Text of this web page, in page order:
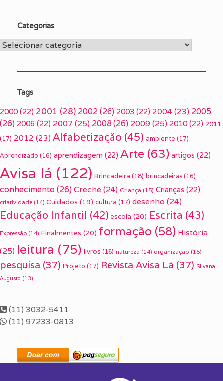
Categorias
Categorias
Tags
2000 (22) 2001 (28) 2002(26) 2003 (22) 2004 (23) 2005
(26) 2006 (22) 2007 (25) 2008(26) 2009(25) 2010 (22) 2011
(17) 2012 (23) Alfabetização (45) ambiente (17)
Aprendizado (16) aprendizagem (22) Arte (63) artigos (22)
Avisa lá (122) Brincadeira (18) brincadeiras (16)
conhecimento(26) Creche (24) Criança (15) Crianças (22)
criatividade (14) Cuidados (19) cultura (17) desenho (24)
Educação Infantil (42) escola (20) Escrita (43)
Expressão (14) Finalmentes (20) formação (58) História
(25) leitura (75) livros (18) natureza (14) organização (15)
pesquisa (37) Projeto (17) Revista Avisa Lá (37) Silvana
Augusto (13)
(11) 3032-5411
(11) 97233-0813